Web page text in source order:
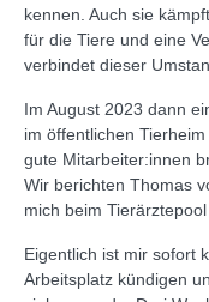
kennen. Auch sie
für die Tiere und eine
verbindet dieser
Im August 2023 dann
im öffentlichen
gute Mitarbeiter:innen
Wir berichten Thomas
mich beim
Eigentlich ist mir sofort
Arbeitsplatz kündigen